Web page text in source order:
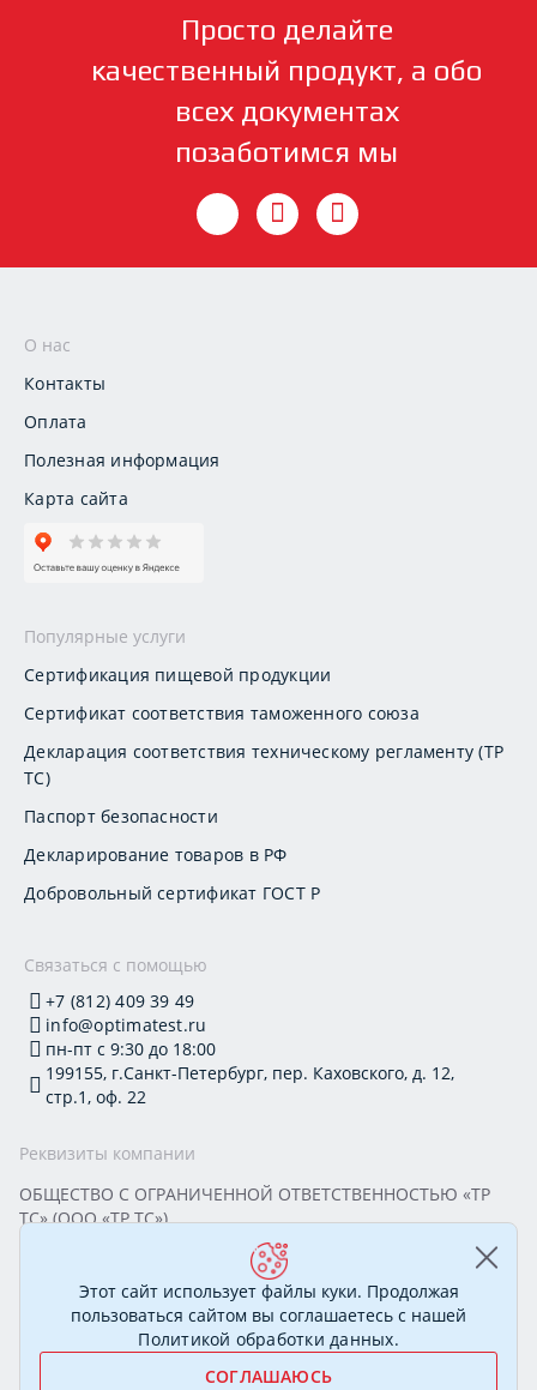
Просто делайте
качественный продукт, а обо
всех документах
позаботимся мы
О нас
Контакты
Оплата
Полезная информация
Карта сайта
Популярные услуги
Сертификация пищевой продукции
Сертификат соответствия таможенного союза
Декларация соответствия техническому регламенту (ТР
ТС)
Паспорт безопасности
Декларирование товаров в РФ
Добровольный сертификат ГОСТ Р
Связаться с помощью
+7 (812) 409 39 49
info@optimatest.ru
пн-пт с 9:30 до 18:00
199155, г.Санкт-Петербург, пер. Каховского, д. 12,
стр.1, оф. 22
Реквизиты компании
ОБЩЕСТВО С ОГРАНИЧЕННОЙ ОТВЕТСТВЕННОСТЬЮ «ТР
ТС» (ООО «ТР ТС»)
Юридический адрес: 199155, г. Санкт-Петербург, пер.
Каховского, д. 12, стр. 1, помещение 22-Н
ИНН 7813295032 КПП 780101001 ОГРН 1177847388894
ОКПО 20395319 Генеральный директор: Соколова Алёна
Этот сайт использует файлы куки. Продолжая
пользоваться сайтом вы соглашаетесь с нашей
Политикой обработки данных.
СОГЛАШАЮСЬ